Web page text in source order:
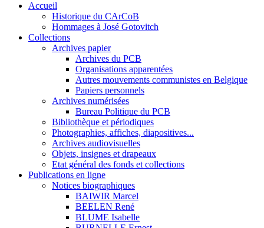
Accueil
Historique du CArCoB
Hommages à José Gotovitch
Collections
Archives papier
Archives du PCB
Organisations apparentées
Autres mouvements communistes en Belgique
Papiers personnels
Archives numérisées
Bureau Politique du PCB
Bibliothèque et périodiques
Photographies, affiches, diapositives...
Archives audiovisuelles
Objets, insignes et drapeaux
Etat général des fonds et collections
Publications en ligne
Notices biographiques
BAIWIR Marcel
BEELEN René
BLUME Isabelle